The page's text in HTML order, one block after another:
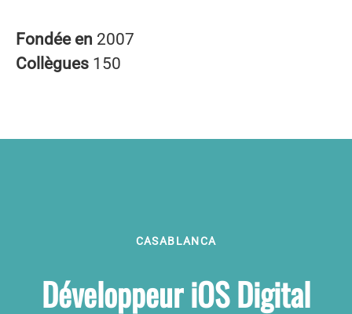
Fondée en 2007
Collègues 150
CASABLANCA
Développeur iOS Digital